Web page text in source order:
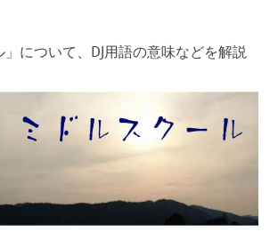
」について、DJ用語の意味などを解説